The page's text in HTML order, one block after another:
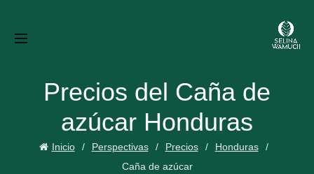
Precios del Caña de
azúcar Honduras
Inicio Perspectivas Precios
Honduras
Caña de azúcar